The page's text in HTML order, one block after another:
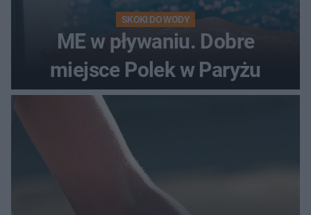
SKOKI DO WODY
ME w pływaniu. Dobre
miejsce Polek w Paryżu